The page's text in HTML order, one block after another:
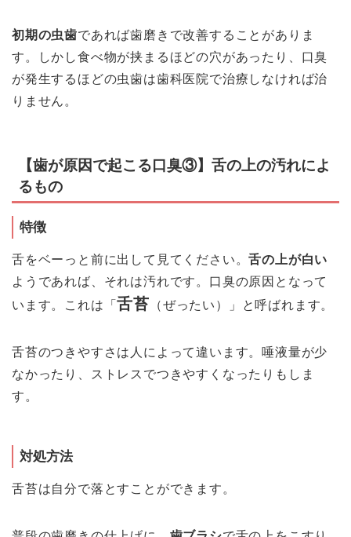
初期の虫歯であれば歯磨きで改善することがありま
す 。しかし食べ物が挟まるほどの穴があったり、口臭
が発生するほどの虫歯は歯科医院で治療しなければ治
りません。
【歯が原因で起こる口臭③】舌の上の汚れによ
るもの
特徴
舌をベーっと前に出して見てください。舌の上が白い
ようであれば、それは汚れです。口臭の原因となって
います。これは「舌苔 （ぜったい）」と呼ばれます。
舌苔のつきやすさは人によって違います。唾液量が少
なかったり、ストレスでつきやすくなったりもしま
す。
対処方法
舌苔は自分で落とすことができます。